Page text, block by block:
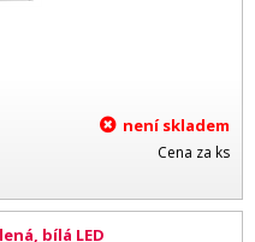
není skladem
Cena za ks
bílá LED